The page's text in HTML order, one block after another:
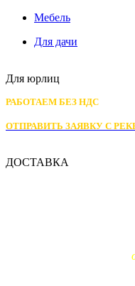
Мебель
Для дачи
Для юрлиц
РАБОТАЕМ БЕЗ НДС
ОТПРАВИТЬ ЗАЯВКУ С
ДОСТАВКА